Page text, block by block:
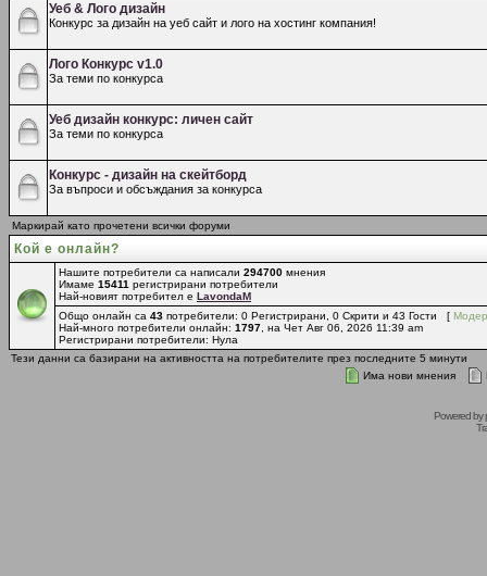
Уеб & Лого дизайн
Конкурс за дизайн на уеб сайт и лого на хостинг компания!
Лого Конкурс v1.0
За теми по конкурса
Уеб дизайн конкурс: личен сайт
За теми по конкурса
Конкурс - дизайн на скейтборд
За въпроси и обсъждания за конкурса
Маркирай като прочетени всички форуми
Кой е онлайн?
Нашите потребители са написали 294700 мнения
Имаме 15411 регистрирани потребители
Най-новият потребител е LavondaM
Общо онлайн са 43 потребители: 0 Регистрирани, 0 Скрити и 43 Гости [
Най-много потребители онлайн: 1797 , на Чет Авг 06, 2026 11:39 am
Регистрирани потребители: Нула
Тези данни са базирани на активността на потребителите през последните 5 минути
Има нови мнения
Powered by